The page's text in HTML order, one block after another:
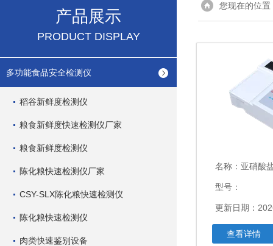
产品展示
PRODUCT DISPLAY
多功能食品安全检测仪
稻谷新鲜度检测仪
粮食新鲜度快速检测仪厂家
粮食新鲜度检测仪
陈化粮快速检测仪厂家
CSY-SLX陈化粮快速检测仪
陈化粮快速检测仪
肉类快速鉴别设备
您现在的位置
名称： 亚硝酸
型号：
更新日期：
查看详情